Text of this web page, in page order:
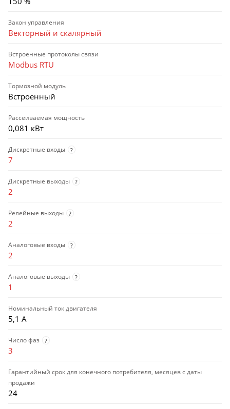
Закон управления
Векторный и скалярный
Встроенные протоколы связи
Modbus RTU
Тормозной модуль
Встроенный
Рассеиваемая мощность
0,081 кВт
Дискретные входы ?
7
Дискретные выходы ?
2
Релейные выходы ?
2
Аналоговые входы ?
2
Аналоговые выходы ?
1
Номинальный ток двигателя
5,1 А
Число фаз ?
3
Гарантийный срок для конечного потребителя, месяцев с даты
продажи
24